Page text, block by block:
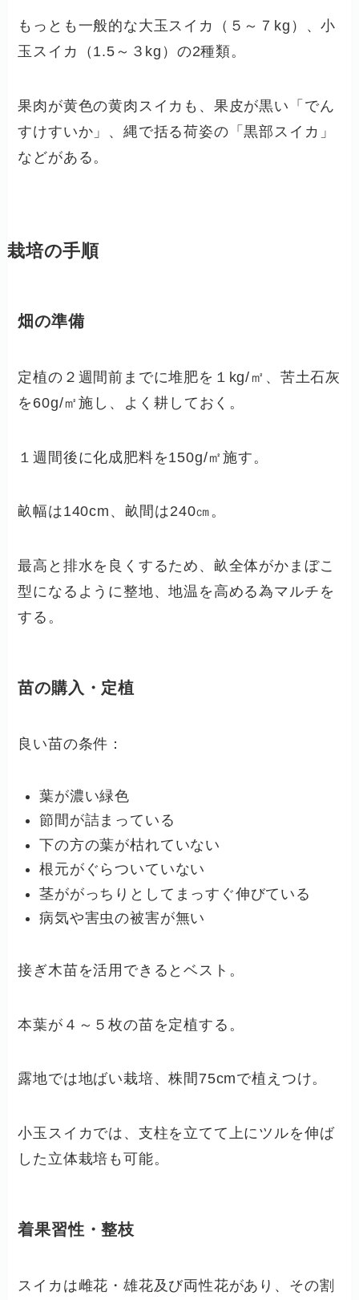
もっとも一般的な大玉スイカ（５～７kg）、小
玉スイカ（1.5～３kg）の2種類。
果肉が黄色の黄肉スイカも、果皮が黒い「でん
すけすいか」、縄で括る荷姿の「黒部スイカ」
などがある。
栽培の手順
畑の準備
定植の２週間前までに堆肥を１kg/㎡、苦土石灰
を60g/㎡施し、よく耕しておく。
１週間後に化成肥料を150g/㎡施す。
畝幅は140cm、畝間は240㎝。
最高と排水を良くするため、畝全体がかまぼこ
型になるように整地、地温を高める為マルチを
する。
苗の購入・定植
良い苗の条件：
葉が濃い緑色
節間が詰まっている
下の方の葉が枯れていない
根元がぐらついていない
茎ががっちりとしてまっすぐ伸びている
病気や害虫の被害が無い
接ぎ木苗を活用できるとベスト。
本葉が４～５枚の苗を定植する。
露地では地ばい栽培、株間75cmで植えつけ。
小玉スイカでは、支柱を立てて上にツルを伸ば
した立体栽培も可能。
着果習性・整枝
スイカは雌花・雄花及び両性花があり、その割